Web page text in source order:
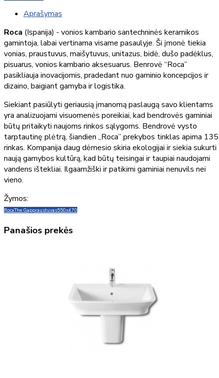
Aprašymas
Roca (Ispanija) - vonios kambario santechninės keramikos
gamintoja, labai vertinama visame pasaulyje. Ši įmonė tiekia
vonias, praustuvus, maišytuvus, unitazus, bidė, dušo padėklus,
pisuarus, vonios kambario aksesuarus. Benrovė “Roca”
pasikliauja inovacijomis, pradedant nuo gaminio koncepcijos ir
dizaino, baigiant gamyba ir logistika.
Siekiant pasiūlyti geriausią įmanomą paslaugą savo klientams
yra analizuojami visuomenės poreikiai, kad bendrovės gaminiai
būtų pritaikyti naujoms rinkos sąlygoms. Bendrovė vysto
tarptautinę plėtrą, šiandien „Roca” prekybos tinklas apima 135
rinkas. Kompanija daug dėmesio skiria ekologijai ir siekia sukurti
naują gamybos kultūrą, kad būtų teisingai ir taupiai naudojami
vandens ištekliai. Ilgaamžiški ir patikimi gaminiai nenuvils nei
vieno.
Žymos:
RocaThe Gappraustuvas550x470
Panašios prekės